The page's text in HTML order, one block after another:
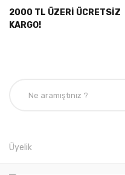
2000 TL ÜZERİ ÜCRETSİZ
KARGO!
Üyelik